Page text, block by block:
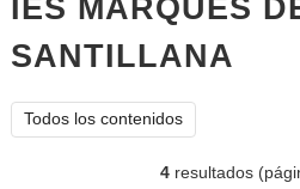
IES MARQUÉS
SANTILLANA
Todos los contenidos
4 resultados